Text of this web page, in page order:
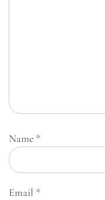
Name *
Email *